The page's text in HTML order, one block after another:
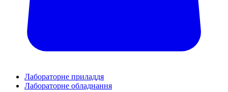
Лабораторне приладдя
Лабораторне обладнання